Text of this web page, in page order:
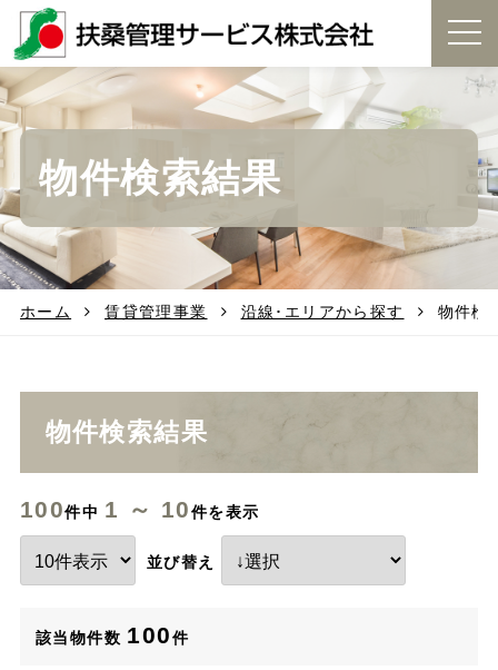
t
g
i
a
t
物件検索結果
ホーム 賃貸管理事業 沿線･エリアから探す 物件検
物件検索結果
100件中 1 ～ 10件を表示
並び替え
該当物件数 100件